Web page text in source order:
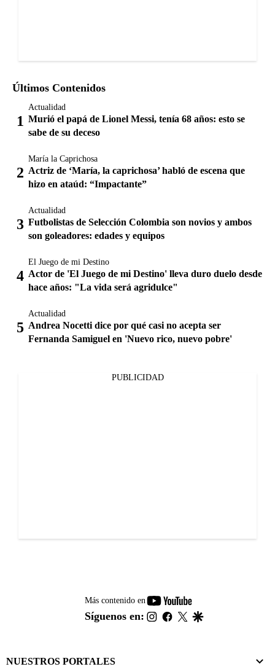
Últimos Contenidos
Actualidad
Murió el papá de Lionel Messi, tenía 68 años: esto se
sabe de su deceso
María la Caprichosa
Actriz de ‘María, la caprichosa’ habló de escena que
hizo en ataúd: “Impactante”
Actualidad
Futbolistas de Selección Colombia son novios y ambos
son goleadores: edades y equipos
El Juego de mi Destino
Actor de 'El Juego de mi Destino' lleva duro duelo desde
hace años: "La vida será agridulce"
Actualidad
Andrea Nocetti dice por qué casi no acepta ser
Fernanda Samiguel en 'Nuevo rico, nuevo pobre'
PUBLICIDAD
Más contenido en
youtube-
footer
Síguenos en: instagram
facebook
twitter
NUESTROS PORTALES